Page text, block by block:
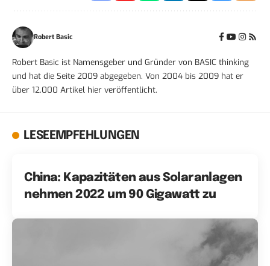
Robert Basic
Robert Basic ist Namensgeber und Gründer von BASIC thinking
und hat die Seite 2009 abgegeben. Von 2004 bis 2009 hat er
über 12.000 Artikel hier veröffentlicht.
LESEEMPFEHLUNGEN
China: Kapazitäten aus Solaranlagen
nehmen 2022 um 90 Gigawatt zu